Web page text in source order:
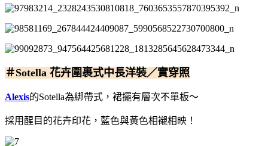
＃Sotella 花卉圍裹式中長洋裝／實穿照
Alexis的Sotella為綁帶式，裙擺有層次不單板～
採用醒目的花卉印花，藍色與黃色相襯相映！